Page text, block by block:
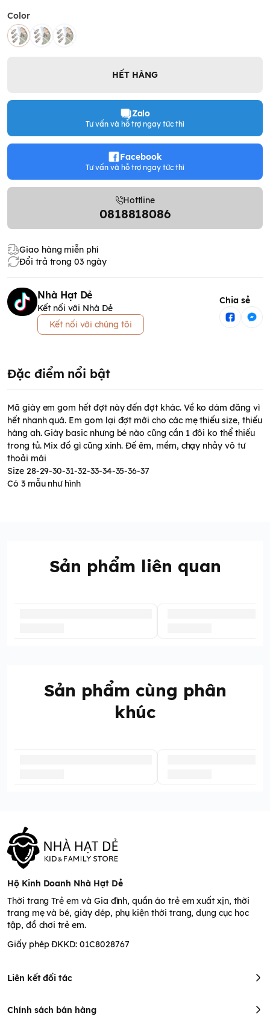
Color
HẾT HÀNG
Zalo
Tư vấn và hỗ trợ ngay tức thì
Facebook
Tư vấn và hỗ trợ ngay tức thì
Hottline
0818818086
Giao hàng miễn phí
Đổi trả trong 03 ngày
Nhà Hạt Dẻ
Kết nối với Nhà Dẻ
Kết nối với chúng tôi
Chia sẻ
Đặc điểm nổi bật
Mã giày em gom hết đợt này đến đợt khác. Về ko dám đăng vì
hết nhanh quá. Em gom lại đợt mới cho các mẹ thiếu size, thiếu
hàng ah. Giày basic nhưng bé nào cũng cần 1 đôi ko thể thiếu
trong tủ. Mix đồ gì cũng xinh. Đế êm, mềm, chạy nhảy vô tư
thoải mái
Size 28-29-30-31-32-33-34-35-36-37
Có 3 mẫu như hình
Sản phẩm liên quan
Sản phẩm cùng phân
khúc
Hộ Kinh Doanh Nhà Hạt Dẻ
Thời trang Trẻ em và Gia đình, quần áo trẻ em xuất xịn, thời
trang mẹ và bé, giày dép, phụ kiện thời trang, dụng cục học
tập, đồ chơi trẻ em.
Giấy phép ĐKKD: 01C8028767
Liên kết đối tác
Chính sách bán hàng